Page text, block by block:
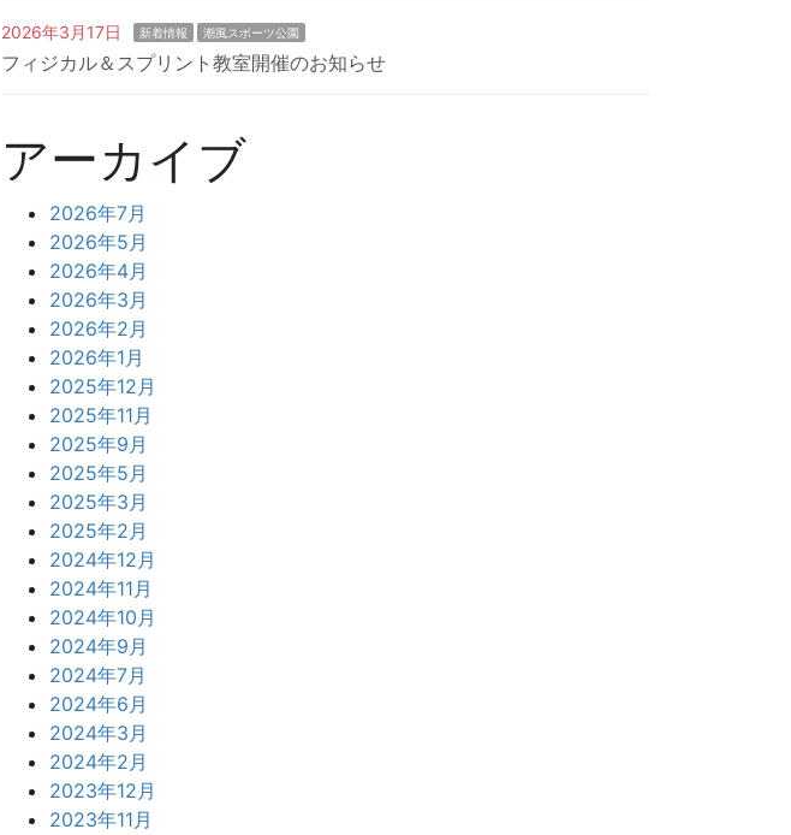
2026年3月17日 新着情報 潮風スポーツ公園
フィジカル＆スプリント教室開催のお知らせ
アーカイブ
2026年7月
2026年5月
2026年4月
2026年3月
2026年2月
2026年1月
2025年12月
2025年11月
2025年9月
2025年5月
2025年3月
2025年2月
2024年12月
2024年11月
2024年10月
2024年9月
2024年7月
2024年6月
2024年3月
2024年2月
2023年12月
2023年11月